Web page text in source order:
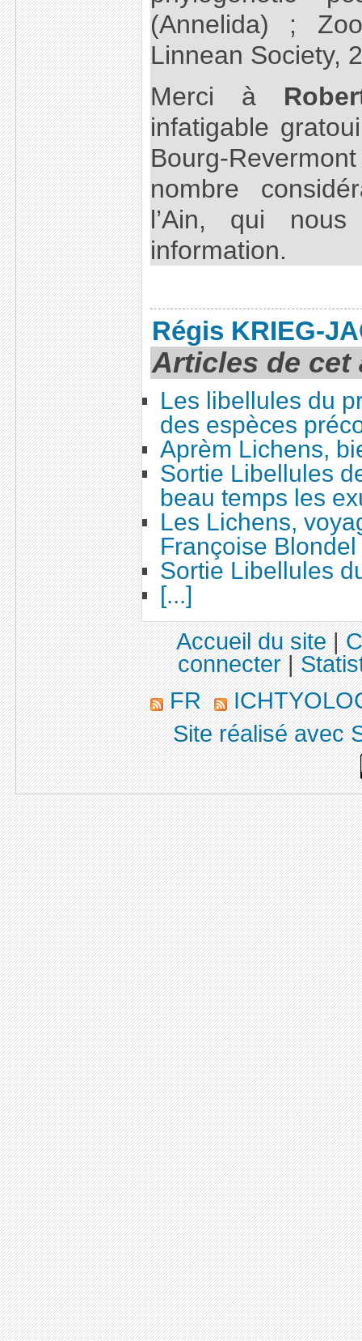
(Annelida) ;
Linnean Society,
Merci à
infatigable
Bourg-
nombre
l’Ain, qui
information.
Régis KRIEG-
Articles de cet
Les libellules du
des espèces
Aprèm Lichens,
Sortie Libellules
beau temps les
Les Lichens,
Françoise Blondel
Sortie Libellules
[...]
Accueil du site|
connecter|
FR
Site réalisé avec